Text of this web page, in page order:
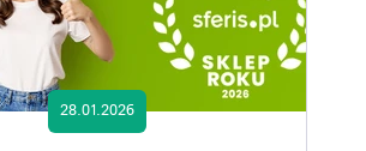
28.01.2026